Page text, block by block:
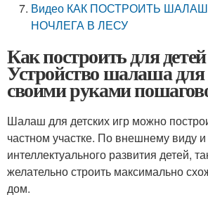
Видео КАК ПОСТРОИТЬ
НОЧЛЕГА В ЛЕСУ
Как построить для
Устройство шалаша для
своими руками
Шалаш для детских игр можно
частном участке. По внешнему виду
интеллектуального развития детей,
желательно строить максимально
дом.